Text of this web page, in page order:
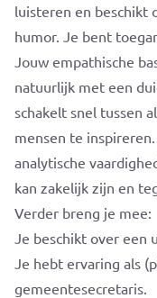
luisteren en beschikt
humor. Je bent
Jouw empathische
natuurlijk met een
schakelt snel tussen
mensen te
analytische
kan zakelijk zijn en
Verder breng je mee:
Je beschikt over een
Je hebt ervaring als
gemeentesecretaris.